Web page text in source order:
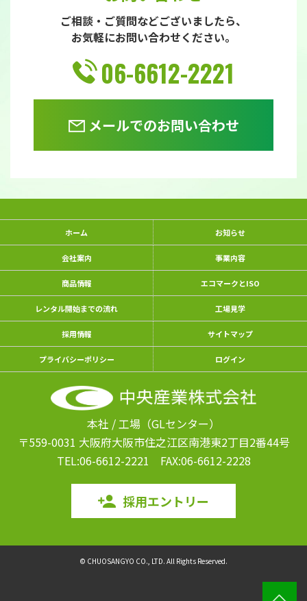
ご相談・ご質問などございましたら、
お気軽にお問い合わせください。
06-6612-2221
メールでのお問い合わせ
ホーム お知らせ
会社案内 事業内容
商品情報 エコマークとISO
レンタル開始までの流れ 工場見学
採用情報 サイトマップ
プライバシーポリシー ログイン
本社 / 工場（GLセンター）
〒559-0031 大阪府大阪市住之江区南港東2丁目2番44号
TEL:06-6612-2221 FAX:06-6612-2228
採用エントリー
© CHUOSANGYO CO., LTD. All Rights Reserved.